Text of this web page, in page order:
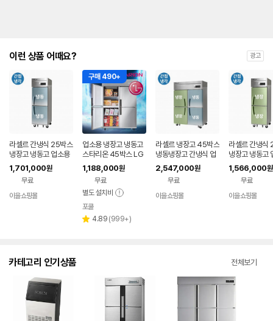
이런 상품 어때요? 광고
라셀르 간냉식 25박스
냉장고 냉동고 업소용
카페 프랜차이즈 스텐
냉동2(우도어)
1,701,000원
무료
이을쇼핑몰
구매 490+
업소용 냉장고 냉동고
스타리온 45박스 LG
A/S 영업용 대형 올냉
장 올메탈 E45BAR
1,188,000원
무료
별도 설치비
포쿨
별 4.89 리
(999+)
라셀르 냉장고 45박스
냉동냉장고 간냉식 업
소용 LS-1045HRF
프랜차이즈 카페
2,547,000원
무료
이을쇼핑몰
라셀르 간냉식
냉장고 냉동고
카페 프랜차이
냉장2(우도어)
1,566,000원
무료
이을쇼핑몰
카테고리 인기상품 전체보기